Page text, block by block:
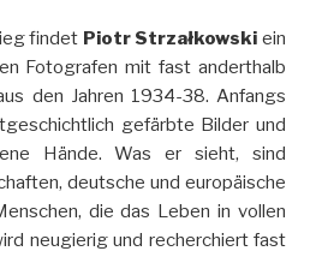
findet Piotr Strzałkowski ein
Fotografen mit fast anderthalb
den Jahren 1934-38. Anfangs
gefärbte Bilder und
Hände. Was er sieht, sind
deutsche und europäische
die das Leben in vollen
neugierig und recherchiert fast